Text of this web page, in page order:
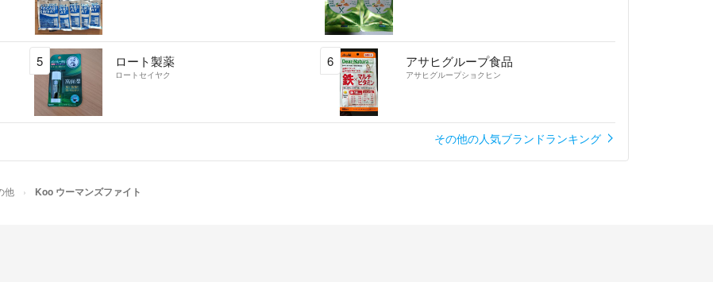
5 ロート製薬
ロートセイヤク
6 アサヒグループ食品
アサヒグループショクヒン
その他の人気ブランドランキング
他 Koo ウーマンズファイト